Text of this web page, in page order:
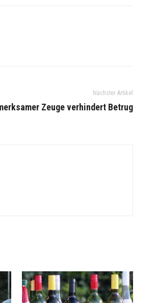
Nächster Artikel
Zeuge verhindert Betrug